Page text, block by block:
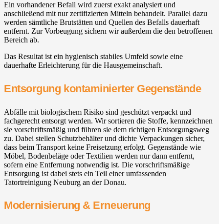
Ein vorhandener Befall wird zuerst exakt analysiert und
anschließend mit nur zertifizierten Mitteln behandelt. Parallel dazu
werden sämtliche Brutstätten und Quellen des Befalls dauerhaft
entfernt. Zur Vorbeugung sichern wir außerdem die den betroffenen
Bereich ab.
Das Resultat ist ein hygienisch stabiles Umfeld sowie eine
dauerhafte Erleichterung für die Hausgemeinschaft.
Entsorgung kontaminierter Gegenstände
Abfälle mit biologischem Risiko sind geschützt verpackt und
fachgerecht entsorgt werden. Wir sortieren die Stoffe, kennzeichnen
sie vorschriftsmäßig und führen sie dem richtigen Entsorgungsweg
zu. Dabei stellen Schutzbehälter und dichte Verpackungen sicher,
dass beim Transport keine Freisetzung erfolgt. Gegenstände wie
Möbel, Bodenbeläge oder Textilien werden nur dann entfernt,
sofern eine Entfernung notwendig ist. Die vorschriftsmäßige
Entsorgung ist dabei stets ein Teil einer umfassenden
Tatortreinigung Neuburg an der Donau.
Modernisierung & Erneuerung